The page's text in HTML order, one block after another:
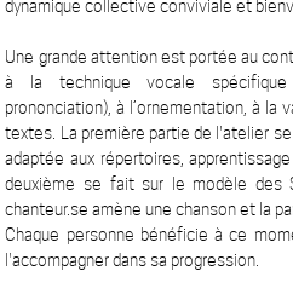
dynamique collective conviviale et
Une grande attention est portée au
à la technique vocale spécifique
prononciation), à l’ornementation, à la
textes. La première partie de l'atelier
adaptée aux répertoires,
deuxième se fait sur le modèle des
chanteur.se amène une chanson et la
Chaque personne bénéficie à ce
l'accompagner dans sa progression.